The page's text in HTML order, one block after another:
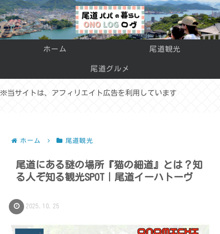
ホーム 尾道観光
尾道グルメ
※当サイトは、アフィリエイト広告を利用しています
ホーム 尾道観光
尾道にある謎の場所『猫の細道』とは？知
る人ぞ知る観光SPOT｜尾道イーハトーヴ
2025.10.25